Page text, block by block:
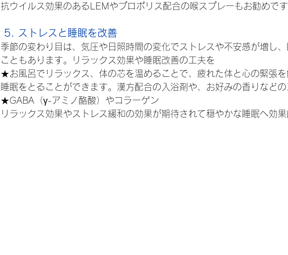
抗ウイルス効果のあるLEMやプロポリス配合の喉スプレーもお勧めで
5. ストレスと睡眠を改善
季節の変わり目は、気圧や日照時間の変化でストレスや不安感が増し
こともあります。リラックス効果や睡眠改善の工夫を
★お風呂でリラックス、体の芯を温めることで、疲れた体と心の緊張
睡眠をとることができます。漢方配合の入浴剤や、お好みの香りなど
★GABA（γ-アミノ酪酸）やコラーゲン
リラックス効果やストレス緩和の効果が期待されて穏やかな睡眠へ効